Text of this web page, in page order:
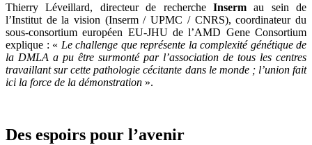
Thierry Léveillard, directeur de recherche Insermau sein de
l’Institut de la vision (Inserm / UPMC / CNRS), coordinateur du
sous-consortium européen EU-JHU de l’AMD Gene Consortium
explique : « Le challenge que représente la complexité génétique de
la DMLA a pu être surmonté par l’association de tous les centres
travaillant sur cette pathologie cécitante dans le monde ; l’union fait
ici la force de la démonstration ».
Des espoirs pour l’avenir